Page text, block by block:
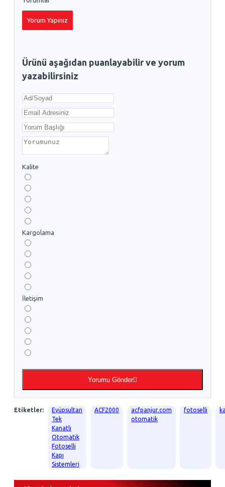
Yorum Yapınız
Ürünü aşağıdan puanlayabilir ve yorum
yazabilirsiniz
Kalite
Kargolama
İletişim
Yorumu Gönder
Etiketler:
Eyüpsultan
Tek
Kanatlı
Otomatik
Fotoselli
Kapı
Sistemleri
ACF2000
acfpanjur.com
otomatik
fotoselli